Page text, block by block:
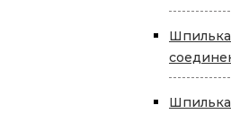
Шпилька